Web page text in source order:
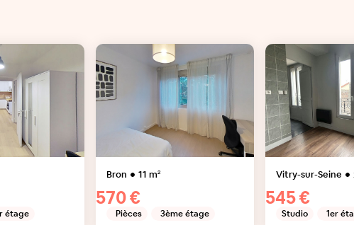
étage
Bron 11 m²
570 €
Pièces 3ème étage
Vitry-sur-Seine
545 €
Studio 1er